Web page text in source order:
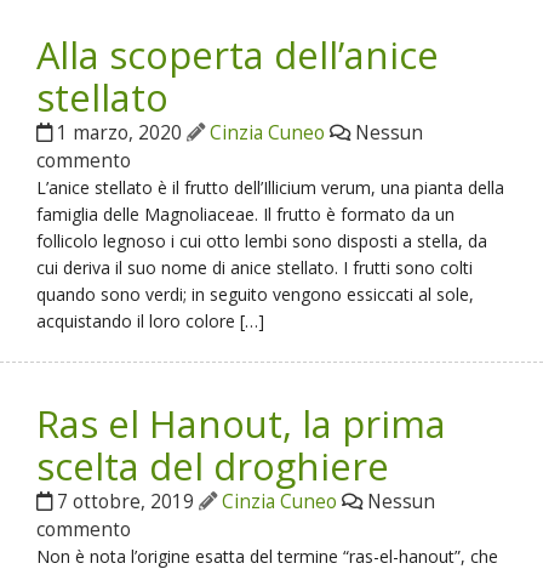
Alla scoperta dell’anice
stellato
1 marzo, 2020 Cinzia Cuneo
Nessun
commento
L’anice stellato è il frutto dell’Illicium verum, una pianta della
famiglia delle Magnoliaceae. Il frutto è formato da un
follicolo legnoso i cui otto lembi sono disposti a stella, da
cui deriva il suo nome di anice stellato. I frutti sono colti
quando sono verdi; in seguito vengono essiccati al sole,
acquistando il loro colore […]
Ras el Hanout, la prima
scelta del droghiere
7 ottobre, 2019 Cinzia Cuneo
Nessun
commento
Non è nota l’origine esatta del termine “ras-el-hanout”, che